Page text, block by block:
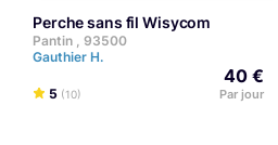
Perche sans fil Wisycom
Pantin , 93500
Gauthier H.
5 (10)
40 €
Par jour